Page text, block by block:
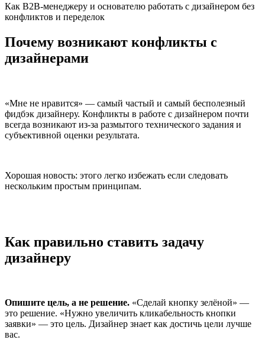
Как B2B-менеджеру и основателю работать с дизайнером без
конфликтов и переделок
Почему возникают конфликты с
дизайнерами
«Мне не нравится» — самый частый и самый бесполезный
фидбэк дизайнеру. Конфликты в работе с дизайнером почти
всегда возникают из-за размытого технического задания и
субъективной оценки результата.
Хорошая новость: этого легко избежать если следовать
нескольким простым принципам.
Как правильно ставить задачу
дизайнеру
Опишите цель, а не решение. «Сделай кнопку зелёной» —
это решение. «Нужно увеличить кликабельность кнопки
заявки» — это цель. Дизайнер знает как достичь цели лучше
вас.